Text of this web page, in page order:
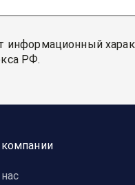
информационный
РФ.